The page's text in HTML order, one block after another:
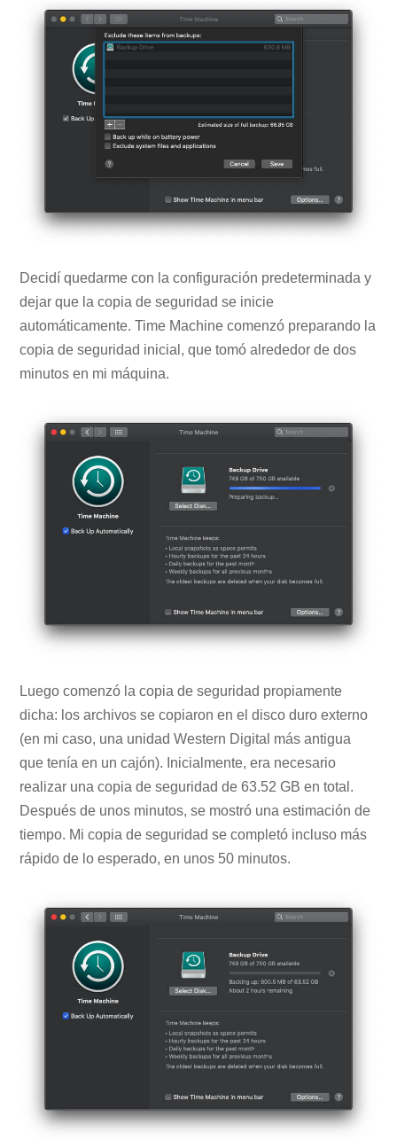
Decidí quedarme con la configuración predeterminada y
dejar que la copia de seguridad se inicie
automáticamente. Time Machine comenzó preparando la
copia de seguridad inicial, que tomó alrededor de dos
minutos en mi máquina.
Luego comenzó la copia de seguridad propiamente
dicha: los archivos se copiaron en el disco duro externo
(en mi caso, una unidad Western Digital más antigua
que tenía en un cajón). Inicialmente, era necesario
realizar una copia de seguridad de 63.52 GB en total.
Después de unos minutos, se mostró una estimación de
tiempo. Mi copia de seguridad se completó incluso más
rápido de lo esperado, en unos 50 minutos.